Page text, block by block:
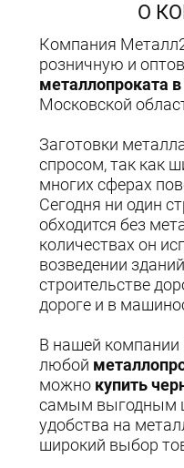
О
Компания
розничную и
металлопроката
Московской
Заготовки
спросом, так как
многих сферах
Сегодня ни один
обходится без
количествах он
возведении
строительстве
дороге и в
В нашей
любой
можно купить
самым выгодным
удобства на
широкий выбор